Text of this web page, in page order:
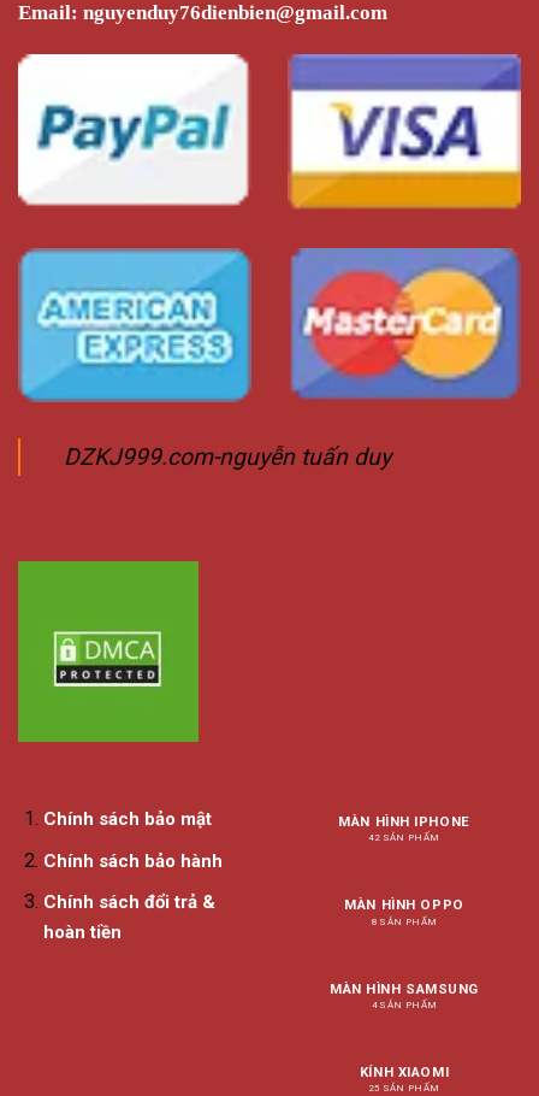
Email: nguyenduy76dienbien@gmail.com
DZKJ999.com-nguyễn tuấn duy
Chính sách bảo mật
Chính sách bảo hành
Chính sách đổi trả &
hoàn tiền
MÀN HÌNH IPHONE
42 SẢN PHẨM
MÀN HÌNH OPPO
8 SẢN PHẨM
MÀN HÌNH SAMSUNG
4 SẢN PHẨM
KÍNH XIAOMI
25 SẢN PHẨM